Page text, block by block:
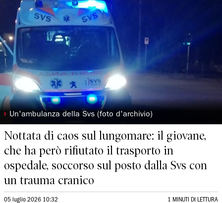
◗ Un'ambulanza della Svs (foto d'archivio)
Nottata di caos sul lungomare: il giovane,
che ha però rifiutato il trasporto in
ospedale, soccorso sul posto dalla Svs con
un trauma cranico
05 luglio 2026 10:32 1 MINUTI DI LETTURA